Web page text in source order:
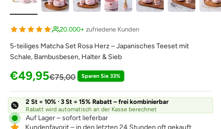
20.000+ zufriedene Kunden
5-teiliges Matcha Set Rosa Herz – Japanisches Teeset mit
Schale, Bambusbesen, Halter & Sieb
Angebot
€49,95Regulärer Preis
€75,00 Sparen Sie 33%
2 St = 10% · 3 St = 15% Rabatt – frei kombinierbar
Rabatt wird automatisch an der Kasse berechnet
Auf Lager – sofort lieferbar
Kundenfavorit – in den letzten 24 Stunden oft gekauft